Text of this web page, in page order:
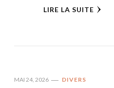
LIRE LA SUITE
MAI 24, 2026 DIVERS